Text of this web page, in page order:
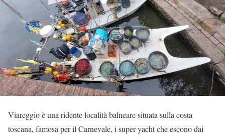
Viareggio è una ridente località balneare situata sulla costa
toscana, famosa per il Carnevale, i super yacht che escono dai